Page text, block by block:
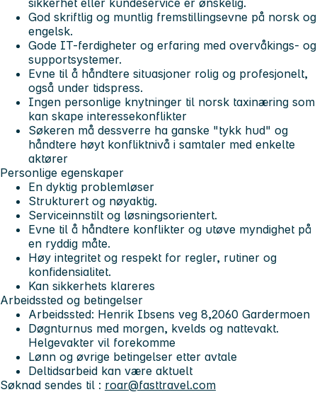
sikkerhet eller kundeservice er ønskelig.
God skriftlig og muntlig fremstillingsevne på norsk og
engelsk.
Gode IT-ferdigheter og erfaring med overvåkings- og
supportsystemer.
Evne til å håndtere situasjoner rolig og profesjonelt,
også under tidspress.
Ingen personlige knytninger til norsk taxinæring som
kan skape interessekonflikter
Søkeren må dessverre ha ganske "tykk hud" og
håndtere høyt konfliktnivå i samtaler med enkelte
aktører
Personlige egenskaper
En dyktig problemløser
Strukturert og nøyaktig.
Serviceinnstilt og løsningsorientert.
Evne til å håndtere konflikter og utøve myndighet på
en ryddig måte.
Høy integritet og respekt for regler, rutiner og
konfidensialitet.
Kan sikkerhets klareres
Arbeidssted og betingelser
Arbeidssted: Henrik Ibsens veg 8,2060 Gardermoen
Døgnturnus med morgen, kvelds og nattevakt.
Helgevakter vil forekomme
Lønn og øvrige betingelser etter avtale
Deltidsarbeid kan være aktuelt
Søknad sendes til : roar@fasttravel.com